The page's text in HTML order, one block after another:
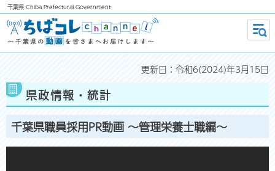
千葉県 Chiba Prefectural Government
ちばコレchannel ～千葉県の動画
を皆さまへお届けします～
メニ
ュー
更新日：令和6(2024)年3月15日
県政情報・統計
千葉県職員採用PR動画 ～管理栄養士職編～